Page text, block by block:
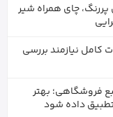
چای همراه شیر
کامل نیازمند بررسی
فروشگاهی؛ بهتر
داده شود